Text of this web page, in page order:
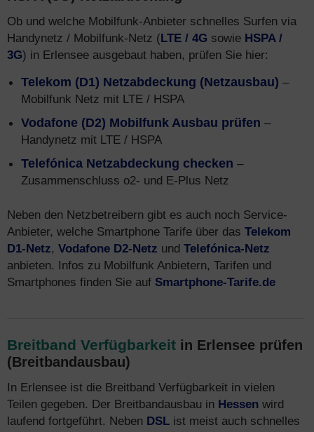
Ob und welche Mobilfunk-Anbieter schnelles Surfen via
Handynetz / Mobilfunk-Netz (LTE / 4G sowie HSPA /
3G) in Erlensee ausgebaut haben, prüfen Sie hier:
Telekom (D1) Netzabdeckung (Netzausbau) –
Mobilfunk Netz mit LTE / HSPA
Vodafone (D2) Mobilfunk Ausbau prüfen –
Handynetz mit LTE / HSPA
Telefónica Netzabdeckung checken –
Zusammenschluss o2- und E-Plus Netz
Neben den Netzbetreibern gibt es auch noch Service-
Anbieter, welche Smartphone Tarife über das Telekom
D1-Netz, Vodafone D2-Netz und Telefónica-Netz
anbieten. Infos zu Mobilfunk Anbietern, Tarifen und
Smartphones finden Sie auf Smartphone-Tarife.de
Breitband Verfügbarkeit in Erlensee prüfen
(Breitbandausbau)
In Erlensee ist die Breitband Verfügbarkeit in vielen
Teilen gegeben. Der Breitbandausbau in Hessen wird
laufend fortgeführt. Neben DSL ist meist auch schnelles